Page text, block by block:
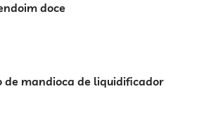
doce
de mandioca de liquidificador